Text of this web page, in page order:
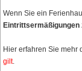
Wenn Sie ein
Eintrittsermäßigungen
Hier erfahren Sie mehr
gilt.